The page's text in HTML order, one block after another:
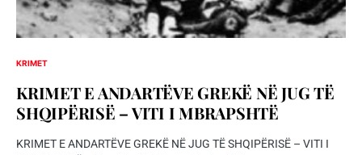
KRIMET
KRIMET E ANDARTËVE GREKË NË JUG TË
SHQIPËRISË – VITI I MBRAPSHTË
KRIMET E ANDARTËVE GREKË NË JUG TË SHQIPËRISË – VITI I